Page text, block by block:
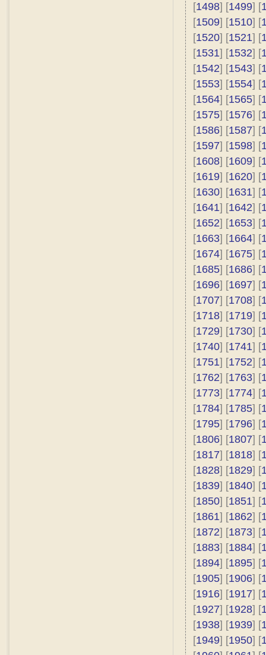
[1498] [1499] [
[1509] [1510] [
[1520] [1521] [
[1531] [1532] [
[1542] [1543] [
[1553] [1554] [
[1564] [1565] [
[1575] [1576] [
[1586] [1587] [
[1597] [1598] [
[1608] [1609] [
[1619] [1620] [
[1630] [1631] [
[1641] [1642] [
[1652] [1653] [
[1663] [1664] [
[1674] [1675] [
[1685] [1686] [
[1696] [1697] [
[1707] [1708] [
[1718] [1719] [
[1729] [1730] [
[1740] [1741] [
[1751] [1752] [
[1762] [1763] [
[1773] [1774] [
[1784] [1785] [
[1795] [1796] [
[1806] [1807] [
[1817] [1818] [
[1828] [1829] [
[1839] [1840] [
[1850] [1851] [
[1861] [1862] [
[1872] [1873] [
[1883] [1884] [
[1894] [1895] [
[1905] [1906] [
[1916] [1917] [
[1927] [1928] [
[1938] [1939] [
[1949] [1950] [